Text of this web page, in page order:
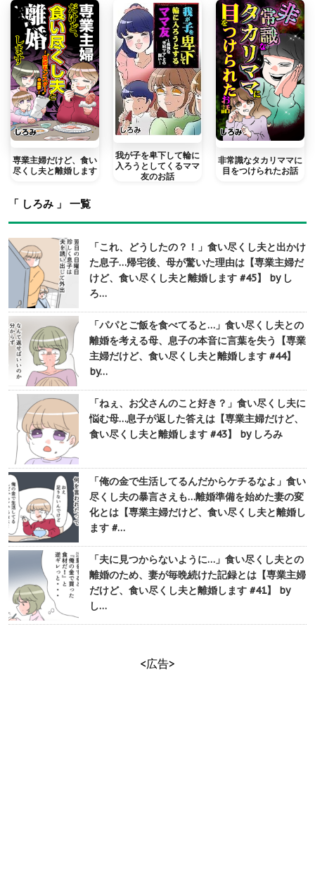
専業主婦だけど、食い
尽くし夫と離婚します
我が子を卑下して輪に
入ろうとしてくるママ
友のお話
非常識なタカリママに
目をつけられたお話
「 しろみ 」 一覧
「これ、どうしたの？！」食い尽くし夫と出かけ
た息子…帰宅後、母が驚いた理由は【専業主婦だ
けど、食い尽くし夫と離婚します #45】 by し
ろ…
「パパとご飯を食べてると…」食い尽くし夫との
離婚を考える母、息子の本音に言葉を失う【専業
主婦だけど、食い尽くし夫と離婚します #44】
by…
「ねぇ、お父さんのこと好き？」食い尽くし夫に
悩む母…息子が返した答えは【専業主婦だけど、
食い尽くし夫と離婚します #43】 by しろみ
「俺の金で生活してるんだからケチるなよ」食い
尽くし夫の暴言さえも…離婚準備を始めた妻の変
化とは【専業主婦だけど、食い尽くし夫と離婚し
ます #…
「夫に見つからないように…」食い尽くし夫との
離婚のため、妻が毎晩続けた記録とは【専業主婦
だけど、食い尽くし夫と離婚します #41】 by
し…
<広告>